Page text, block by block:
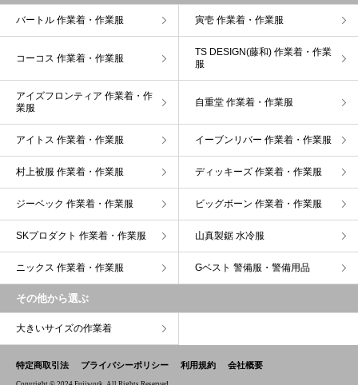
バートル 作業着・作業服 寅壱 作業着・作業服
コーコス 作業着・作業服
TS DESIGN(藤和) 作業着・作業
服
アイズフロンティア 作業着・作
業服
自重堂 作業着・作業服
アイトス 作業着・作業服 イーブンリバー 作業着・作業服
村上被服 作業着・作業服 ディッキーズ 作業着・作業服
ジーベック 作業着・作業服 ビッグボーン 作業着・作業服
SKプロダクト 作業着・作業服 山真製鋸 水冷服
ニックス 作業着・作業服 Gベスト 警備服・警備用品
その他から選ぶ
大きいサイズの作業着
特定商取引法 プライバシーポリシー 利用規約 会社概要